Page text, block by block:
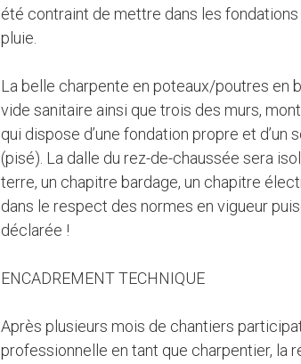
été contraint de mettre dans les
pluie.
La belle charpente en poteaux/poutres en
vide sanitaire ainsi que trois des murs,
qui dispose d’une fondation propre et
(pisé). La dalle du rez-de-chaussée sera
terre, un chapitre bardage, un chapitre
dans le respect des normes en vigueur
déclarée !
ENCADREMENT TECHNIQUE
Après plusieurs mois de chantiers
professionnelle en tant que charpentier, la